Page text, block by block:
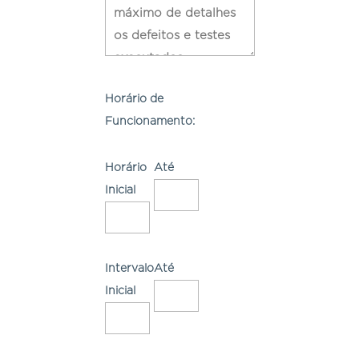
Horário de
Funcionamento:
Horário
Inicial
Até
Intervalo
Inicial
Até